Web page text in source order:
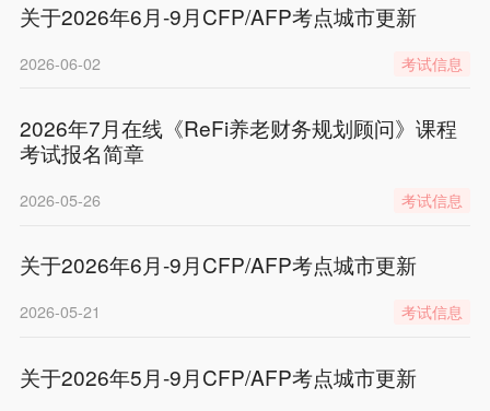
关于2026年6月-9月CFP/AFP考点城市更新
2026-06-02 考试信息
2026年7月在线《ReFi养老财务规划顾问》课程
考试报名简章
2026-05-26 考试信息
关于2026年6月-9月CFP/AFP考点城市更新
2026-05-21 考试信息
关于2026年5月-9月CFP/AFP考点城市更新